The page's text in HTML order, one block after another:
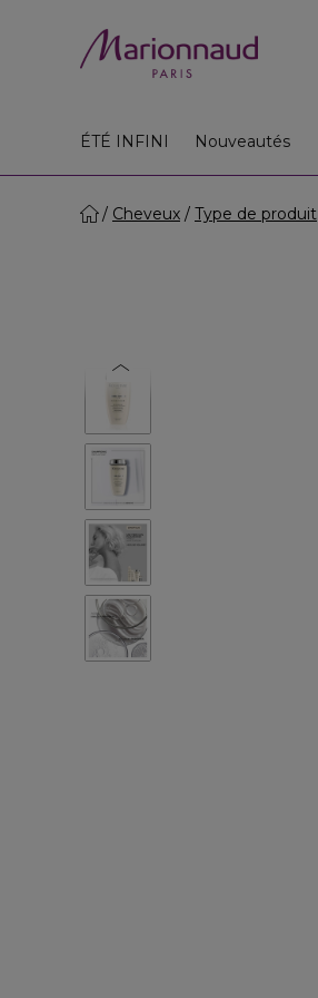
ÉTÉ INFINI Nouveautés
Cheveux Type de produit